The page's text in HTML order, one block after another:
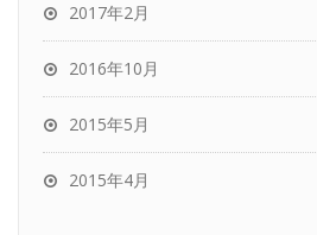
2017年2月
2016年10月
2015年5月
2015年4月